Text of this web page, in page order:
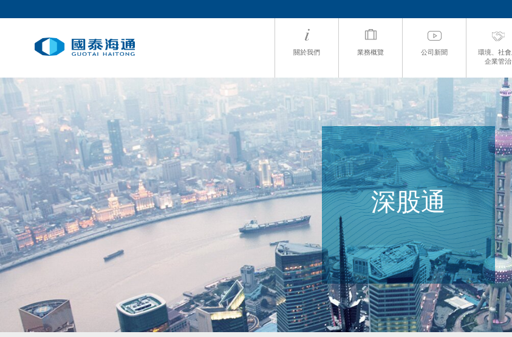
關於我們 業務概覽 公司新聞
環境、社會
企業管治
深股通